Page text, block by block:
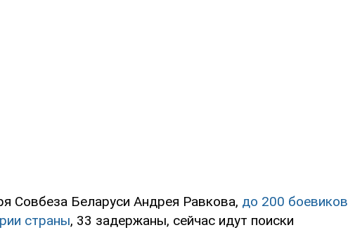
Совбеза Беларуси Андрея Равкова, до 200 боевиков
страны, 33 задержаны, сейчас идут поиски